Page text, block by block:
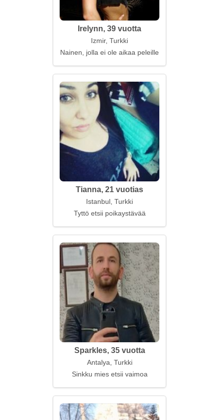
Irelynn, 39 vuotta
Izmir, Turkki
Nainen, jolla ei ole aikaa peleille
Tianna, 21 vuotias
Istanbul, Turkki
Tyttö etsii poikaystävää
Sparkles, 35 vuotta
Antalya, Turkki
Sinkku mies etsii vaimoa